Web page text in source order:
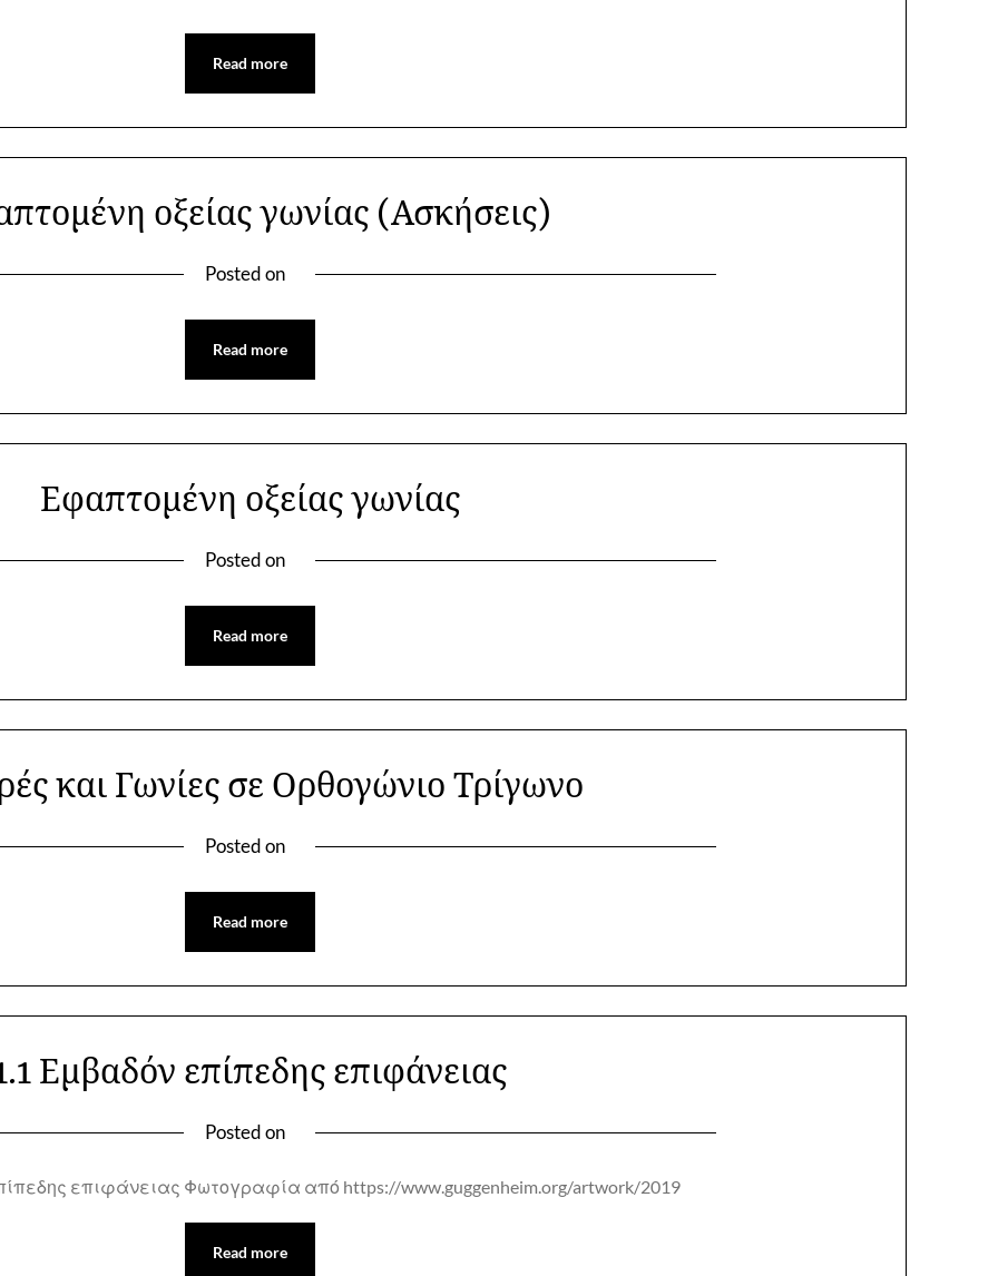
Read more
οξείας γωνίας (Ασκήσεις)
Posted on
Read more
Εφαπτομένη οξείας γωνίας
Posted on
Read more
και Γωνίες σε Ορθογώνιο Τρίγωνο
Posted on
Read more
Εμβαδόν επίπεδης επιφάνειας
Posted on
επιφάνειας Φωτογραφία από https://www.guggenheim.org/artwork/2019
Read more